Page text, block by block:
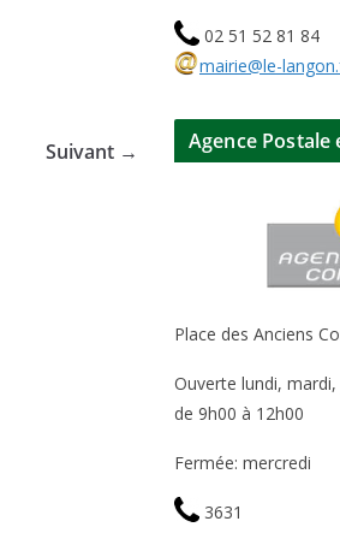
Suivant →
02 51 52 81 84
mairie@le-
Agence Postale
Place des Anciens
Ouverte lundi,
de 9h00 à 12h00
Fermée: mercredi
3631